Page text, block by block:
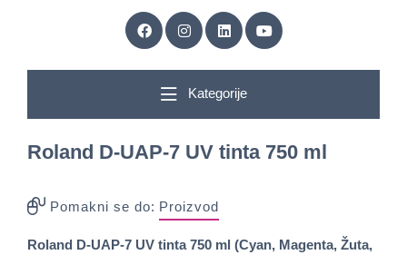
Kategorije
Roland D-UAP-7 UV tinta 750 ml
Pomakni se do: Proizvod
Roland D-UAP-7 UV tinta 750 ml (Cyan, Magenta, Žuta,